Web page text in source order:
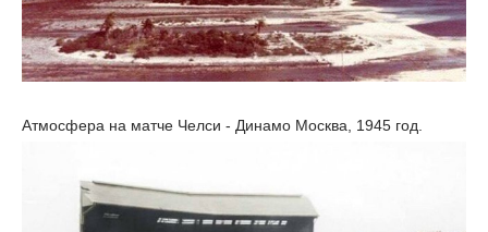
Атмосфера на матче Челси - Динамо Москва, 1945 год.